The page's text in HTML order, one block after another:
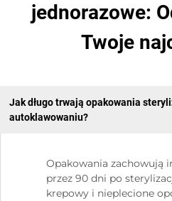
jednorazowe:
Twoje
Jak długo trwają opakowania
autoklawowaniu?
Opakowania zachowują
przez 90 dni po
krepowy i nieplecione